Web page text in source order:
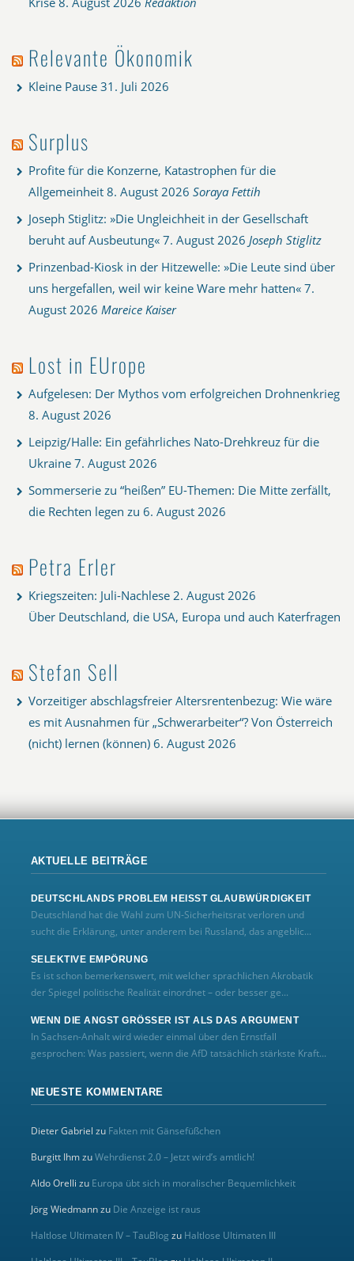
Relevante Ökonomik
Kleine Pause 31. Juli 2026
Surplus
Profite für die Konzerne, Katastrophen für die
Allgemeinheit 8. August 2026 Soraya Fettih
Joseph Stiglitz: »Die Ungleichheit in der Gesellschaft
beruht auf Ausbeutung« 7. August 2026 Joseph Stiglitz
Prinzenbad-Kiosk in der Hitzewelle: »Die Leute sind über
uns hergefallen, weil wir keine Ware mehr hatten« 7.
August 2026 Mareice Kaiser
Lost in EUrope
Aufgelesen: Der Mythos vom erfolgreichen Drohnenkrieg
8. August 2026
Leipzig/Halle: Ein gefährliches Nato-Drehkreuz für die
Ukraine 7. August 2026
Sommerserie zu “heißen” EU-Themen: Die Mitte zerfällt,
die Rechten legen zu 6. August 2026
Petra Erler
Kriegszeiten: Juli-Nachlese 2. August 2026
Über Deutschland, die USA, Europa und auch Katerfragen
Stefan Sell
Vorzeitiger abschlagsfreier Altersrentenbezug: Wie wäre
es mit Ausnahmen für „Schwerarbeiter“? Von Österreich
(nicht) lernen (können) 6. August 2026
AKTUELLE BEITRÄGE
DEUTSCHLANDS PROBLEM HEISST GLAUBWÜRDIGKEIT
Deutschland hat die Wahl zum UN‑Sicherheitsrat verloren und
sucht die Erklärung, unter anderem bei Russland, das angeblic...
SELEKTIVE EMPÖRUNG
Es ist schon bemerkenswert, mit welcher sprachlichen Akrobatik
der Spiegel politische Realität einordnet – oder besser ge...
WENN DIE ANGST GRÖSSER IST ALS DAS ARGUMENT
In Sachsen-Anhalt wird wieder einmal über den Ernstfall
gesprochen: Was passiert, wenn die AfD tatsächlich stärkste Kraft...
NEUESTE KOMMENTARE
Dieter Gabriel zu Fakten mit Gänsefüßchen
Burgitt IhmzuWehrdienst 2.0 – Jetzt wird’s amtlich!
Aldo Orelli zu Europa übt sich in moralischer Bequemlichkeit
Jörg Wiedmannzu Die Anzeige ist raus
Haltlose Ultimaten IV – TauBlog zu Haltlose Ultimaten III